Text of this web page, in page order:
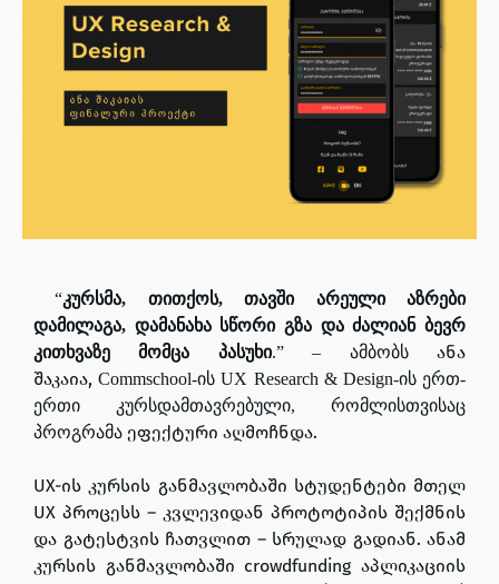
“კურსმა, თითქოს, თავში არეული აზრები
დამილაგა, დამანახა სწორი გზა და ძალიან ბევრ
კითხვაზე მომცა პასუხი.” – ამბობსანა
შაკაია,Commschool-ის UX Research & Design-ის ერთ-
ერთი კურსდამთავრებული, რომლისთვისაც
პროგრამა ეფექტური აღმოჩნდა.
UX-ის კურსის განმავლობაში სტუდენტები მთელ
UX პროცესს – კვლევიდან პროტოტიპის შექმნის
და გატესტვის ჩათვლით – სრულად გადიან. ანამ
კურსის განმავლობაში crowdfunding აპლიკაციის